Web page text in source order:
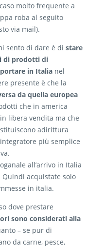
molto frequente a
roba al seguito
via mail).
sento di dare è di stare
di prodotti di
in Italia nel
presente è che la
da quella europea
che in america
libera vendita ma che
adirittura
più semplice
all’arrivo in Italia
acquistate solo
in italia.
dove prestare
sono considerati alla
– se pur di
da carne, pesce,